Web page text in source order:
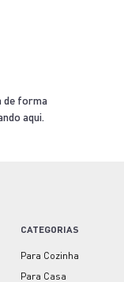
de forma
aqui.
CATEGORIAS
Para Cozinha
Para Casa